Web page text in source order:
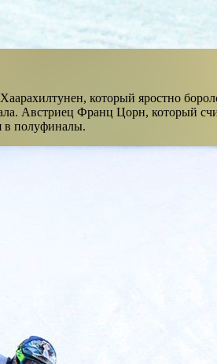
который яростно
Австриец Франц Цорн, который
в полуфиналы.